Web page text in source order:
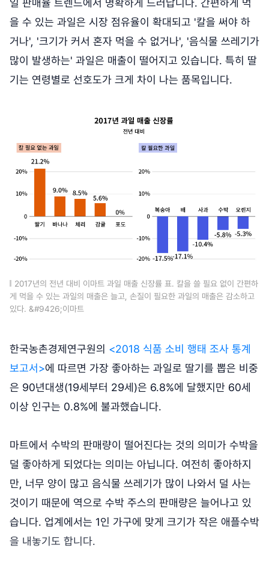
을 수 있는 과일은 시장 점유율이 확대되고 '칼을 써야 하
거나', '크기가 커서 혼자 먹을 수 없거나', '음식물 쓰레기가
많이 발생하는' 과일은 매출이 떨어지고 있습니다. 특히 딸
기는 연령별로 선호도가 크게 차이 나는 품목입니다.
2017년의 전년 대비 이마트 과일 매출 신장률 표. 칼을 쓸 필요 없이 간편하
게 먹을 수 있는 과일의 매출은 늘고, 손질이 필요한 과일의 매출은 감소하고
있다. &#9426;이마트
한국농촌경제연구원의 <2018 식품 소비 행태 조사 통계
보고서>에 따르면 가장 좋아하는 과일로 딸기를 뽑은 비중
은 90년대생(19세부터 29세)은 6.8%에 달했지만 60세
이상 인구는 0.8%에 불과했습니다.
마트에서 수박의 판매량이 떨어진다는 것의 의미가 수박을
덜 좋아하게 되었다는 의미는 아닙니다. 여전히 좋아하지
만, 너무 양이 많고 음식물 쓰레기가 많이 나와서 덜 사는
것이기 때문에 역으로 수박 주스의 판매량은 늘어나고 있
습니다. 업계에서는 1인 가구에 맞게 크기가 작은 애플수박
을 내놓기도 합니다.